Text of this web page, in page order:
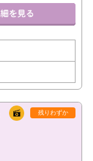
残りわずか